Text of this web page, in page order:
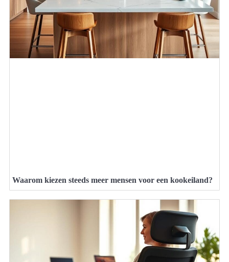
Waarom kiezen steeds meer mensen voor een kookeiland?